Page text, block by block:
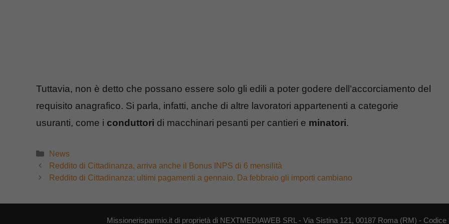
Tuttavia, non è detto che possano essere solo gli edili a poter godere dell’accorciamento del
requisito anagrafico. Si parla, infatti, anche di altre lavoratori appartenenti a categorie
usuranti, come i conduttori di macchinari pesanti per cantieri e minatori.
Categorie
News
Reddito di Cittadinanza, arriva anche il Bonus INPS di 6 mensilità
Reddito di Cittadinanza: ultimi pagamenti a gennaio. Da febbraio gli importi cambiano
Missionerisparmio.it di proprietà di NEXTMEDIAWEB SRL - Via Sistina 121, 00187 Roma (RM) -